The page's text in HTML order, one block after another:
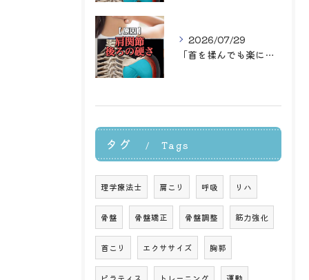
2026/07/29
「首を揉んでも楽になるのはその場だけ…」
タグ Tags
理学療法士 肩こり 呼吸 リハ
骨盤 骨盤矯正 骨盤調整 筋力強化
首こり エクササイズ 胸郭